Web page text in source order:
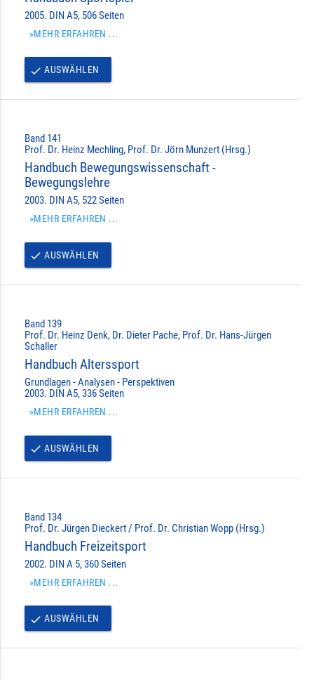
2005. DIN A5, 506 Seiten
»MEHR ERFAHREN ...
done AUSWÄHLEN
Band 141
Prof. Dr. Heinz Mechling, Prof. Dr. Jörn Munzert (Hrsg.)
Handbuch Bewegungswissenschaft -
Bewegungslehre
2003. DIN A5, 522 Seiten
»MEHR ERFAHREN ...
done AUSWÄHLEN
Band 139
Prof. Dr. Heinz Denk, Dr. Dieter Pache, Prof. Dr. Hans-Jürgen
Schaller
Handbuch Alterssport
Grundlagen - Analysen - Perspektiven
2003. DIN A5, 336 Seiten
»MEHR ERFAHREN ...
done AUSWÄHLEN
Band 134
Prof. Dr. Jürgen Dieckert / Prof. Dr. Christian Wopp (Hrsg.)
Handbuch Freizeitsport
2002. DIN A 5, 360 Seiten
»MEHR ERFAHREN ...
done AUSWÄHLEN